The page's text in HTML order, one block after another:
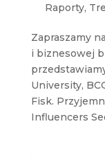
Raporty,
Zapraszamy
i biznesowej
University,
Fisk.
Influencers